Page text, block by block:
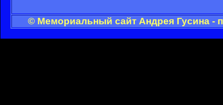
© Мемориальный сайт Андрея Гусина -